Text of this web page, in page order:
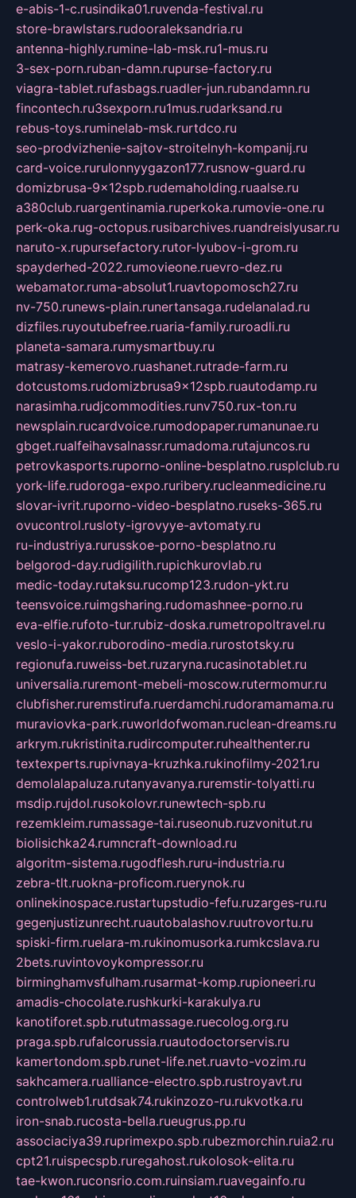
e-abis-1-c.rusindika01.ruvenda-festival.ru
store-brawlstars.rudooraleksandria.ru
antenna-highly.rumine-lab-msk.ru1-mus.ru
3-sex-porn.ruban-damn.rupurse-factory.ru
viagra-tablet.rufasbags.ruadler-jun.rubandamn.ru
fincontech.ru3sexporn.ru1mus.rudarksand.ru
rebus-toys.ruminelab-msk.rurtdco.ru
seo-prodvizhenie-sajtov-stroitelnyh-kompanij.ru
card-voice.rurulonnyygazon177.rusnow-guard.ru
domizbrusa-9x12spb.rudemaholding.ruaalse.ru
a380club.ruargentinamia.ruperkoka.rumovie-one.ru
perk-oka.rug-octopus.rusibarchives.ruandreislyusar.ru
naruto-x.rupursefactory.rutor-lyubov-i-grom.ru
spayderhed-2022.rumovieone.ruevro-dez.ru
webamator.ruma-absolut1.ruavtopomosch27.ru
nv-750.runews-plain.runertansaga.rudelanalad.ru
dizfiles.ruyoutubefree.ruaria-family.ruroadli.ru
planeta-samara.rumysmartbuy.ru
matrasy-kemerovo.ruashanet.rutrade-farm.ru
dotcustoms.rudomizbrusa9x12spb.ruautodamp.ru
narasimha.rudjcommodities.runv750.rux-ton.ru
newsplain.rucardvoice.rumodopaper.rumanunae.ru
gbget.rualfeihavsalnassr.rumadoma.rutajuncos.ru
petrovkasports.ruporno-online-besplatno.rusplclub.ru
york-life.rudoroga-expo.ruribery.rucleanmedicine.ru
slovar-ivrit.ruporno-video-besplatno.ruseks-365.ru
ovucontrol.rusloty-igrovyye-avtomaty.ru
ru-industriya.rurusskoe-porno-besplatno.ru
belgorod-day.rudigilith.rupichkurovlab.ru
medic-today.rutaksu.rucomp123.rudon-ykt.ru
teensvoice.ruimgsharing.rudomashnee-porno.ru
eva-elfie.rufoto-tur.rubiz-doska.rumetropoltravel.ru
veslo-i-yakor.ruborodino-media.rurostotsky.ru
regionufa.ruweiss-bet.ruzaryna.rucasinotablet.ru
universalia.ruremont-mebeli-moscow.rutermomur.ru
clubfisher.ruremstirufa.ruerdamchi.rudoramamama.ru
muraviovka-park.ruworldofwoman.ruclean-dreams.ru
arkrym.rukristinita.rudircomputer.ruhealthenter.ru
textexperts.rupivnaya-kruzhka.rukinofilmy-2021.ru
demolalapaluza.rutanyavanya.ruremstir-tolyatti.ru
msdip.rujdol.rusokolovr.runewtech-spb.ru
rezemkleim.rumassage-tai.ruseonub.ruzvonitut.ru
biolisichka24.rumncraft-download.ru
algoritm-sistema.rugodflesh.ruru-industria.ru
zebra-tlt.ruokna-proficom.ruerynok.ru
onlinekinospace.rustartupstudio-fefu.ruzarges-ru.ru
gegenjustizunrecht.ruautobalashov.ruutrovortu.ru
spiski-firm.ruelara-m.rukinomusorka.rumkcslava.ru
2bets.ruvintovoykompressor.ru
birminghamvsfulham.rusarmat-komp.rupioneeri.ru
amadis-chocolate.rushkurki-karakulya.ru
kanotiforet.spb.rututmassage.ruecolog.org.ru
praga.spb.rufalcorussia.ruautodoctorservis.ru
kamertondom.spb.runet-life.net.ruavto-vozim.ru
sakhcamera.rualliance-electro.spb.rustroyavt.ru
controlweb1.rutdsak74.rukinzozo-ru.rukvotka.ru
iron-snab.rucosta-bella.rueugrus.pp.ru
associaciya39.ruprimexpo.spb.rubezmorchin.ruia2.ru
cpt21.ruispecspb.ruregahost.rukolosok-elita.ru
tae-kwon.ruconsrio.com.ruinsiam.ruavegainfo.ru